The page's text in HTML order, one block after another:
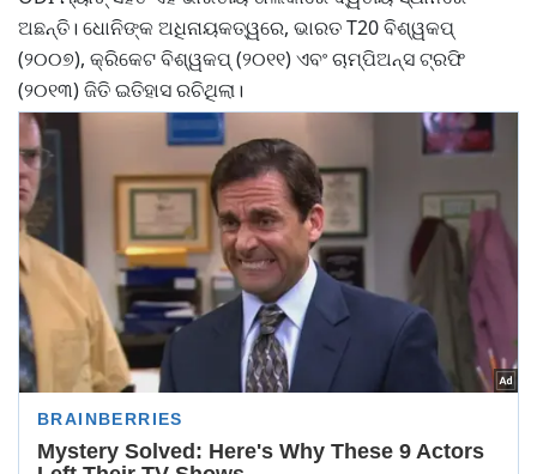
ଅଛନ୍ତି। ଧୋନିଙ୍କ ଅଧିନାୟକତ୍ୱରେ, ଭାରତ T20 ବିଶ୍ୱକପ୍
(୨୦୦୭), କ୍ରିକେଟ ବିଶ୍ୱକପ୍ (୨୦୧୧) ଏବଂ ଚାମ୍ପିଅନ୍ସ ଟ୍ରଫି
(୨୦୧୩) ଜିତି ଇତିହାସ ରଚିଥିଲା।